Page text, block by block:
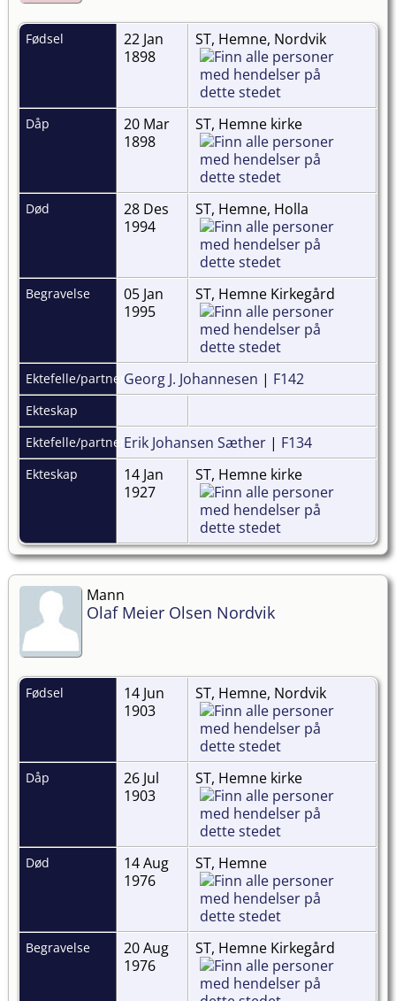
Fødsel
22 Jan
1898
ST, Hemne, Nordvik
Dåp
20 Mar
1898
ST, Hemne kirke
Død
28 Des
1994
ST, Hemne, Holla
Begravelse
05 Jan
1995
ST, Hemne Kirkegård
Ektefelle/partnerGeorg J. Johannesen | F142
Ekteskap
Ektefelle/partnerErik Johansen Sæther | F134
Ekteskap
14 Jan
1927
ST, Hemne kirke
Mann
Olaf Meier Olsen Nordvik
Fødsel
14 Jun
1903
ST, Hemne, Nordvik
Dåp
26 Jul
1903
ST, Hemne kirke
Død
14 Aug
1976
ST, Hemne
Begravelse
20 Aug
1976
ST, Hemne Kirkegård